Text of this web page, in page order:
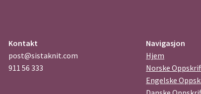
Kontakt
post@sistaknit.com
911 56 333
Navigasjon
Hjem
Norske
Engelske